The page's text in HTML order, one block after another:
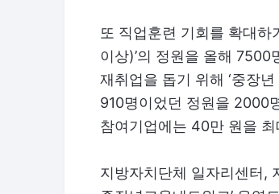
또 직업훈련 기회를 확대하
이상)’의 정원을 올해
재취업을 돕기 위해 ‘중장
910명이었던 정원을 2000
참여기업에는 40만 원을
지방자치단체 일자리센터,